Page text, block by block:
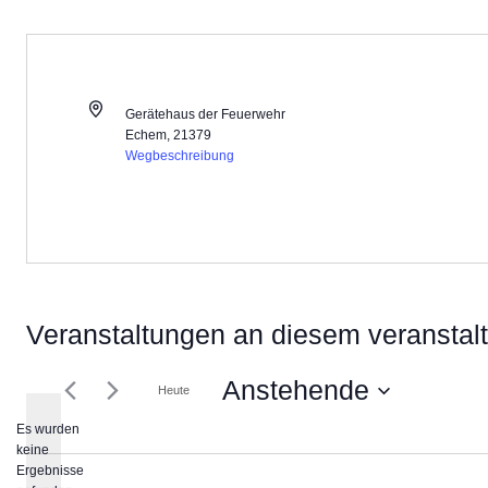
Adresse
Gerätehaus der Feuerwehr
Echem, 21379
Wegbeschreibung
Veranstaltungen an diesem
Hinweis
Es wurden
keine
Ergebnisse
Heute Anstehende
wählen.